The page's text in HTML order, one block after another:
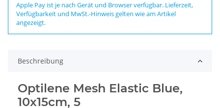
Apple Pay ist je nach Gerät und Browser verfügbar. Lieferzeit,
Verfügbarkeit und MwSt.-Hinweis gelten wie am Artikel
angezeigt.
Beschreibung
Optilene Mesh Elastic Blue,
10x15cm, 5